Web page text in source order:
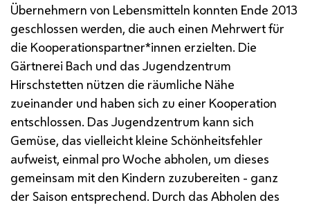
Übernehmern von Lebensmitteln konnten Ende 2013
geschlossen werden, die auch einen Mehrwert für
die Kooperationspartner*innen erzielten. Die
Gärtnerei Bach und das Jugendzentrum
Hirschstetten nützen die räumliche Nähe
zueinander und haben sich zu einer Kooperation
entschlossen. Das Jugendzentrum kann sich
Gemüse, das vielleicht kleine Schönheitsfehler
aufweist, einmal pro Woche abholen, um dieses
gemeinsam mit den Kindern zuzubereiten - ganz
der Saison entsprechend. Durch das Abholen des